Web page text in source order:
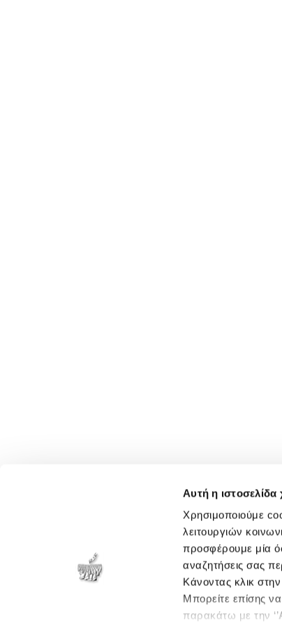
Αυτή η ιστοσελίδα
Χρησιμοποιούμε
λειτουργιών
προσφέρουμε μία
αναζητήσεις σας
Κάνοντας κλικ στην
Μπορείτε επίσης
παρακάτω με την ‘’